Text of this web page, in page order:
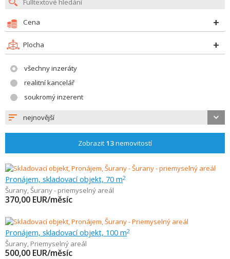
Cena
Plocha
všechny inzeráty
realitní kancelář
soukromý inzerent
nejnovější
Zobrazit 13nemovitostí
Pronájem, skladovací objekt, 70 m2
Šurany,Šurany - priemyselný areál
370,00 EUR/měsíc
Pronájem, skladovací objekt, 100 m2
Šurany, Priemyselný areál
500,00 EUR/měsíc